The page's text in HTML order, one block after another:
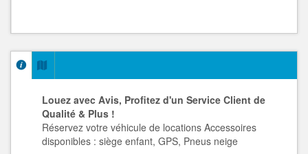
Louez avec Avis, Profitez d'un Service Client de
Qualité & Plus !
Réservez votre véhicule de locations Accessoires
disponibles : siège enfant, GPS, Pneus neige